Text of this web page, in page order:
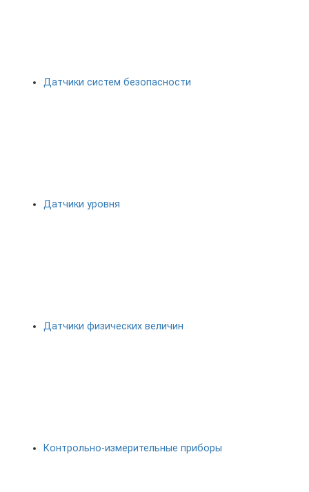
Датчики систем безопасности
Датчики уровня
Датчики физических величин
Контрольно-измерительные приборы